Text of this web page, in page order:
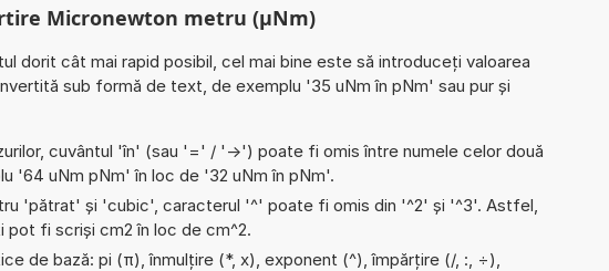
Micronewton metru (µNm)
dorit cât mai rapid posibil, cel mai bine este să introduceți valoarea
sub formă de text, de exemplu '35 uNm în pNm' sau pur și
cuvântul 'în' (sau '=' / '->') poate fi omis între numele celor două
'64 uNm pNm' în loc de '32 uNm în pNm'.
'pătrat' și 'cubic', caracterul '^' poate fi omis din '^2' și '^3'. Astfel,
pot fi scriși cm2 în loc de cm^2.
de bază: pi (π), înmulțire (*, x), exponent (^), împărțire (/, :, ÷),